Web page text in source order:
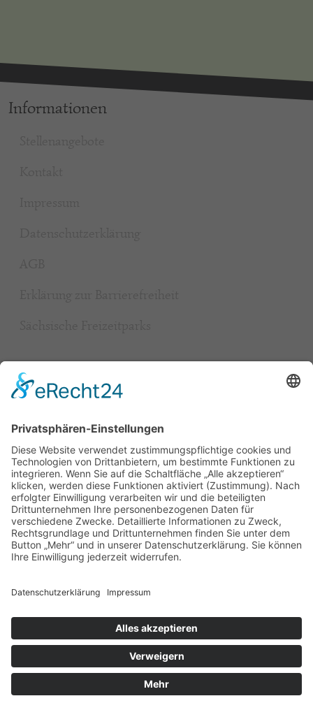
Informationen
Beliebt
Baumhaushotel & Erlebnisnächte
grüngeringelter Freizeitpark
Camping
Gäste-Guests-Gość Book